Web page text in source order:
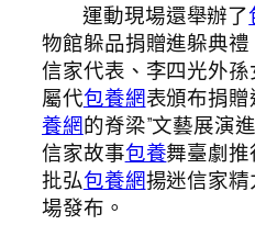
運動現場還舉辦了
物館躲品捐贈進躲典
信家代表、李四光外
屬代包養網表頒布捐
養網的脊梁”文藝展演
信家故事包養舞臺劇推
批弘包養網揚迷信家
場發布。